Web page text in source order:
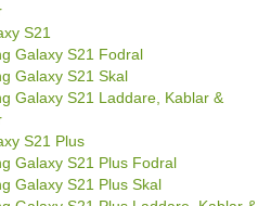
S21
Galaxy S21 Fodral
Galaxy S21 Skal
Galaxy S21 Laddare, Kablar &
S21 Plus
Galaxy S21 Plus Fodral
Galaxy S21 Plus Skal